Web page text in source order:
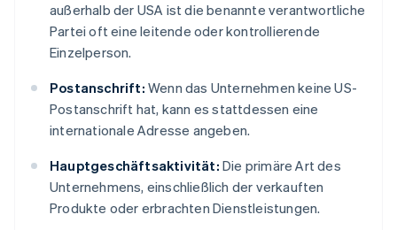
außerhalb der USA ist die benannte verantwortliche
Partei oft eine leitende oder kontrollierende
Einzelperson.
Postanschrift: Wenn das Unternehmen keine US-
Postanschrift hat, kann es stattdessen eine
internationale Adresse angeben.
Hauptgeschäftsaktivität: Die primäre Art des
Unternehmens, einschließlich der verkauften
Produkte oder erbrachten Dienstleistungen.